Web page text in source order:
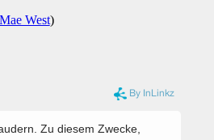
West)